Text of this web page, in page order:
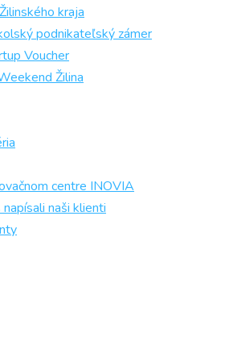
kraja
podnikateľský zámer
Voucher
Žilina
centre INOVIA
napísali naši klienti